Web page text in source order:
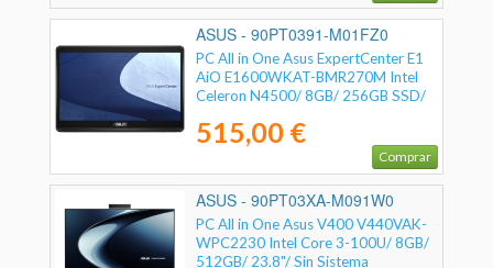
ASUS - 90PT0391-M01FZ0
PC All in One Asus ExpertCenter E1
AiO E1600WKAT-BMR270M Intel
Celeron N4500/ 8GB/ 256GB SSD/
515,00 €
Comprar
ASUS - 90PT03XA-M091W0
PC All in One Asus V400 V440VAK-
WPC2230 Intel Core 3-100U/ 8GB/
512GB/ 23.8"/ Sin Sistema